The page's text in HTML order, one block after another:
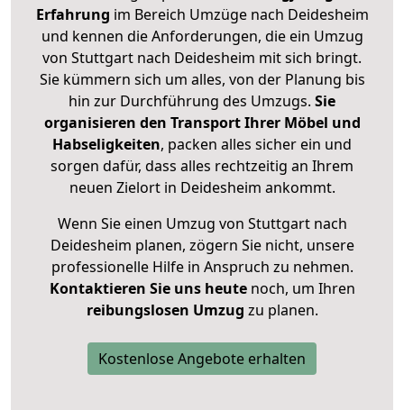
Erfahrung im Bereich Umzüge nach Deidesheim
und kennen die Anforderungen, die ein Umzug
von Stuttgart nach Deidesheim mit sich bringt.
Sie kümmern sich um alles, von der Planung bis
hin zur Durchführung des Umzugs. Sie
organisieren den Transport Ihrer Möbel und
Habseligkeiten, packen alles sicher ein und
sorgen dafür, dass alles rechtzeitig an Ihrem
neuen Zielort in Deidesheim ankommt.
Wenn Sie einen Umzug von Stuttgart nach
Deidesheim planen, zögern Sie nicht, unsere
professionelle Hilfe in Anspruch zu nehmen.
Kontaktieren Sie uns heutenoch, um Ihren
reibungslosen Umzug zu planen.
Kostenlose Angebote erhalten